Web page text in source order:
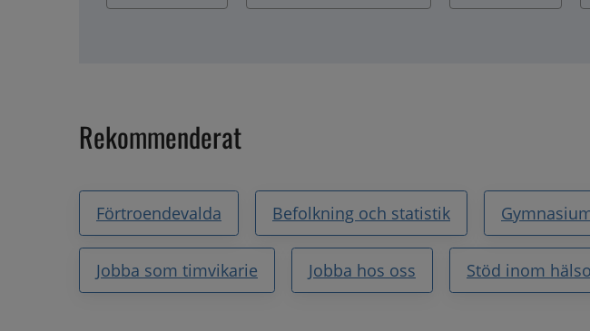
Rekommenderat
Förtroendevalda Befolkning och statistik
Jobba som timvikarie Jobba hos oss Stöd inom